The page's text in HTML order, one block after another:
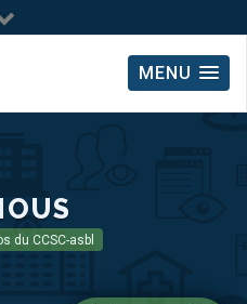
MENU
du CCSC-asbl